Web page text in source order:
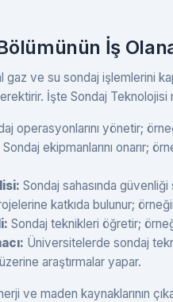
İş
ve su sondaj işlemlerini
İşte Sondaj Teknolojisi
operasyonlarını yönetir;
Sondaj ekipmanlarını onarır;
Sondaj sahasında
katkıda bulunur;
Sondaj teknikleri öğretir;
Üniversitelerde sondaj
araştırmalar yapar.
ve maden kaynaklarının